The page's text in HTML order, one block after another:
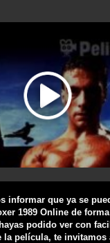
informar que ya se
1989 Online de
podido ver con
la película, te invitamos